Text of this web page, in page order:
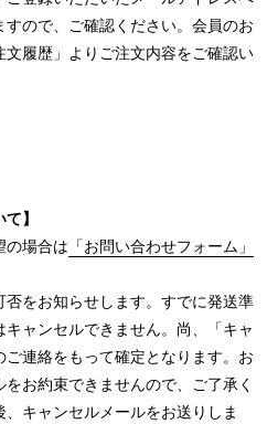
ので、ご確認ください。会員のお
履歴」よりご注文内容をご確認い
】
の場合は 「お問い合わせフォーム」
をお知らせします。すでに発送準
ャンセルできません。尚、「キャ
連絡をもって確定となります。お
お約束できませんので、ご了承く
キャンセルメールをお送りしま